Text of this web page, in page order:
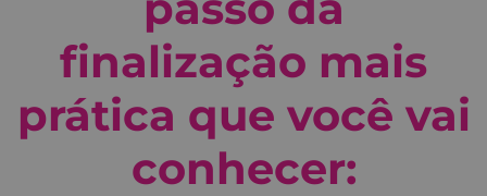
finalização mais
prática que você vai
conhecer: